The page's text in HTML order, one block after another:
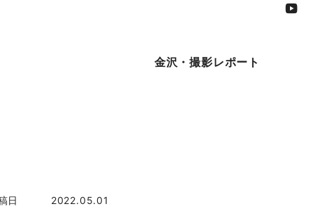
金沢・撮影レポート
日
2022.05.01